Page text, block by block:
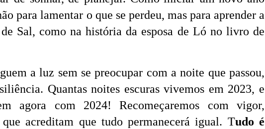
para lamentar o que se perdeu, mas para aprender a
Sal, como na história da esposa de Ló no livro de
a luz sem se preocupar com a noite que passou,
Quantas noites escuras vivemos em 2023, e
agora com 2024! Recomeçaremos com vigor,
acreditam que tudo permanecerá igual. Tudo é